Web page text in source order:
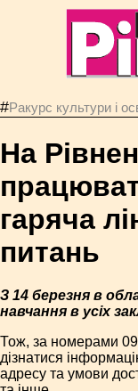
#Ракурс культури і
На
гаряча
питань
З 14 березня в
навчання в усіх
Тож, за номерами
дізнатися
адресу та умови